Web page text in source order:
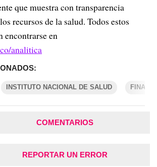
que muestra con transparencia
recursos de la salud. Todos estos
encontrarse en
analitica
INSTITUTO NACIONAL DE SALUD
COMENTARIOS
REPORTAR UN ERROR